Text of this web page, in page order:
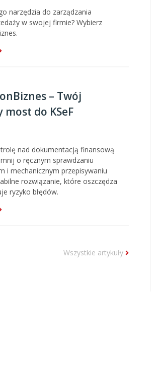
narzędzia do zarządzania
w swojej firmie? Wybierz
– Twój
do KSeF
nad dokumentacją finansową
o ręcznym sprawdzaniu
i mechanicznym przepisywaniu
rozwiązanie, które oszczędza
ryzyko błędów.
Wszystkie artykuły